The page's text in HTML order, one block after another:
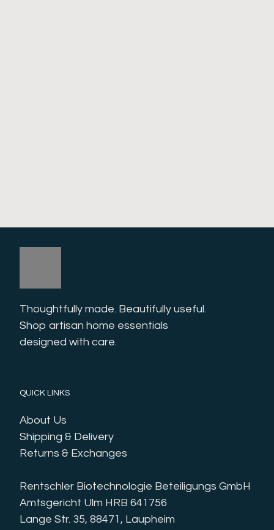
Thoughtfully made. Beautifully useful.
Shop artisan home essentials
designed with care.
QUICK LINKS
About Us
Shipping & Delivery
Returns & Exchanges
Rentschler Biotechnologie Beteiligungs GmbH
Amtsgericht Ulm HRB 641756
Lange Str. 35, 88471, Laupheim